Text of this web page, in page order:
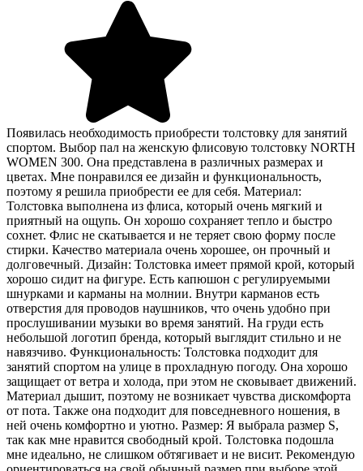
Появилась необходимость приобрести толстовку для занятий
спортом. Выбор пал на женскую флисовую толстовку NORTH
WOMEN 300. Она представлена в различных размерах и
цветах. Мне понравился ее дизайн и функциональность,
поэтому я решила приобрести ее для себя. Материал:
Толстовка выполнена из флиса, который очень мягкий и
приятный на ощупь. Он хорошо сохраняет тепло и быстро
сохнет. Флис не скатывается и не теряет свою форму после
стирки. Качество материала очень хорошее, он прочный и
долговечный. Дизайн: Толстовка имеет прямой крой, который
хорошо сидит на фигуре. Есть капюшон с регулируемыми
шнурками и карманы на молнии. Внутри карманов есть
отверстия для проводов наушников, что очень удобно при
прослушивании музыки во время занятий. На груди есть
небольшой логотип бренда, который выглядит стильно и не
навязчиво. Функциональность: Толстовка подходит для
занятий спортом на улице в прохладную погоду. Она хорошо
защищает от ветра и холода, при этом не сковывает движений.
Материал дышит, поэтому не возникает чувства дискомфорта
от пота. Также она подходит для повседневного ношения, в
ней очень комфортно и уютно. Размер: Я выбрала размер S,
так как мне нравится свободный крой. Толстовка подошла
мне идеально, не слишком обтягивает и не висит. Рекомендую